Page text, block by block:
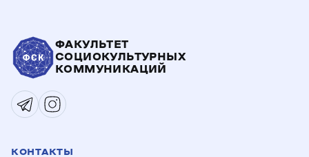
ФАКУЛЬТЕТ
СОЦИОКУЛЬТУРНЫХ
КОММУНИКАЦИЙ
КОНТАКТЫ